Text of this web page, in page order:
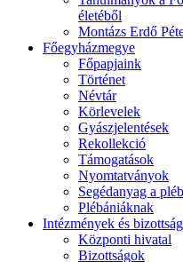
életéből
Montázs Erdő
Főegyházmegye
Főpapjaink
Történet
Névtár
Körlevelek
Gyászjelentések
Rekollekció
Támogatások
Nyomtatványok
Segédanyag a
Plébániáknak
Intézmények és
Központi hivatal
Bizottságok